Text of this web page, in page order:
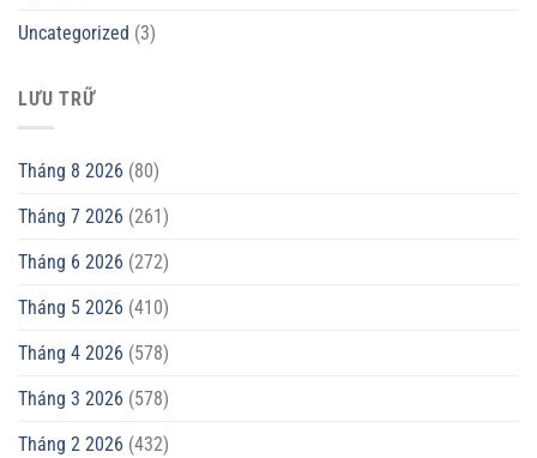
Uncategorized (3)
LƯU TRỮ
Tháng 8 2026 (80)
Tháng 7 2026 (261)
Tháng 6 2026 (272)
Tháng 5 2026 (410)
Tháng 4 2026 (578)
Tháng 3 2026 (578)
Tháng 2 2026 (432)